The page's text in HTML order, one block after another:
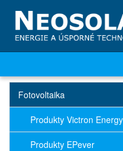
Fotovoltaika
Produkty Victron Energy
Produkty EPever